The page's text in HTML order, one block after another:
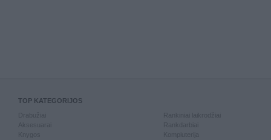
TOP KATEGORIJOS
Knygos
Kompiuterija